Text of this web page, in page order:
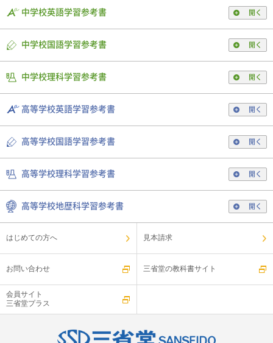
中学校英語学習参考書 開く
中学校国語学習参考書 開く
中学校理科学習参考書 開く
高等学校英語学習参考書 開く
高等学校国語学習参考書 開く
高等学校理科学習参考書 開く
高等学校地歴科学習参考書 開く
はじめての方へ 見本請求
お問い合わせ 三省堂の教科書サイト
会員サイト
三省堂プラス